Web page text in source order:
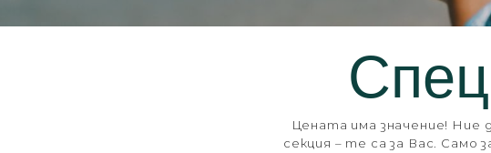
Цената има значение! Ние
секция – те са за Вас. Само